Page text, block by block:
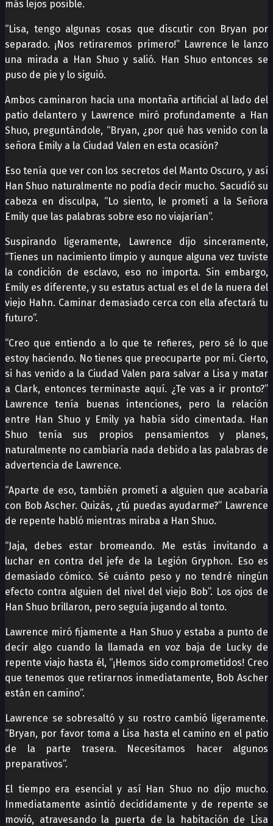
más lejos posible.
“Lisa, tengo algunas cosas que discutir con Bryan por
separado. ¡Nos retiraremos primero!” Lawrence le lanzo
una mirada a Han Shuo y salió. Han Shuo entonces se
puso de pie y lo siguió.
Ambos caminaron hacia una montaña artificial al lado del
patio delantero y Lawrence miró profundamente a Han
Shuo, preguntándole, “Bryan, ¿por qué has venido con la
señora Emily a la Ciudad Valen en esta ocasión?
Eso tenía que ver con los secretos del Manto Oscuro, y así
Han Shuo naturalmente no podía decir mucho. Sacudió su
cabeza en disculpa, “Lo siento, le prometí a la Señora
Emily que las palabras sobre eso no viajarían”.
Suspirando ligeramente, Lawrence dijo sinceramente,
“Tienes un nacimiento limpio y aunque alguna vez tuviste
la condición de esclavo, eso no importa. Sin embargo,
Emily es diferente, y su estatus actual es el de la nuera del
viejo Hahn. Caminar demasiado cerca con ella afectará tu
futuro”.
“Creo que entiendo a lo que te refieres, pero sé lo que
estoy haciendo. No tienes que preocuparte por mí. Cierto,
si has venido a la Ciudad Valen para salvar a Lisa y matar
a Clark, entonces terminaste aquí. ¿Te vas a ir pronto?”
Lawrence tenía buenas intenciones, pero la relación
entre Han Shuo y Emily ya había sido cimentada. Han
Shuo tenía sus propios pensamientos y planes,
naturalmente no cambiaría nada debido a las palabras de
advertencia de Lawrence.
“Aparte de eso, también prometí a alguien que acabaría
con Bob Ascher. Quizás, ¿tú puedas ayudarme?” Lawrence
de repente habló mientras miraba a Han Shuo.
“Jaja, debes estar bromeando. Me estás invitando a
luchar en contra del jefe de la Legión Gryphon. Eso es
demasiado cómico. Sé cuánto peso y no tendré ningún
efecto contra alguien del nivel del viejo Bob”. Los ojos de
Han Shuo brillaron, pero seguía jugando al tonto.
Lawrence miró fijamente a Han Shuo y estaba a punto de
decir algo cuando la llamada en voz baja de Lucky de
repente viajo hasta él, “¡Hemos sido comprometidos! Creo
que tenemos que retirarnos inmediatamente, Bob Ascher
están en camino”.
Lawrence se sobresaltó y su rostro cambió ligeramente.
“Bryan, por favor toma a Lisa hasta el camino en el patio
de la parte trasera. Necesitamos hacer algunos
preparativos”.
El tiempo era esencial y así Han Shuo no dijo mucho.
Inmediatamente asintió decididamente y de repente se
movió, atravesando la puerta de la habitación de Lisa